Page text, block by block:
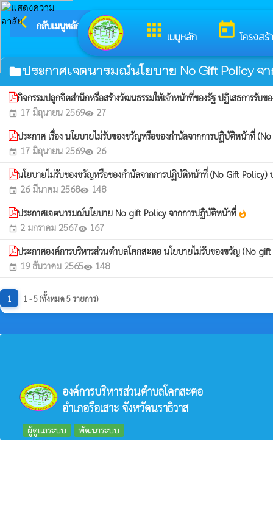
apps เมนูหลัก today โครงสร้
arrow_back_ios กลับเมนูหลัก
folderประกาศเจตนารมณ์นโยบาย No Gift Policy
กิจกรรมปลูกจิตสำนึกหรือสร้างวัฒนธรรมให้เจ้าหน้าที่ของรัฐ ปฏิเสธการรับ
event 17 มิถุนายน 2569visibility 27
ประกาศ เรื่อง นโยบายไม่รับของขวัญหรือของกำนัลจากการปฏิบัติหน้าที่
event 17 มิถุนายน 2569visibility 26
นโยบายไม่รับของขวัญหรือของกำนัลจากการปฏิบัติหน้าที่ (No Gift
event 26 มีนาคม 2568visibility 148
ประกาศเจตนารมณ์นโยบาย No gift Policy จากการปฏิบัติหน้าที่ whatshot
event 2 มกราคม 2567visibility 167
ประกาศองค์การบริหารส่วนตำบลโคกสะตอ นโยบายไม่รับของขวัญ (No
event 19 ธันวาคม 2565visibility 148
1 1 - 5 (ทั้งหมด 5 รายการ)
องค์การบริหารส่วนตำบลโคกสะตอ
อำเภอรือเสาะ จังหวัดนราธิวาส
ผู้ดูแลระบบ พัฒนาระบบ